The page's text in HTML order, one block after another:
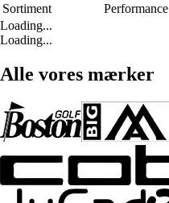
Sortiment
Performance
Loading...
Loading...
Alle vores mærker